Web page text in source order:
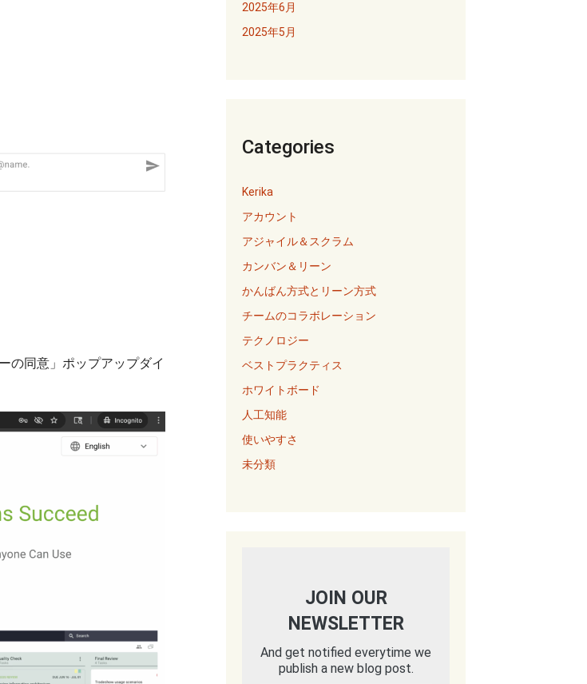
の同意」ポップアップダイ
2025年6月
2025年5月
Categories
Kerika
アカウント
アジャイル＆スクラム
カンバン＆リーン
かんばん方式とリーン方式
チームのコラボレーション
テクノロジー
ベストプラクティス
ホワイトボード
人工知能
使いやすさ
未分類
JOIN OUR
NEWSLETTER
And get notified everytime we
publish a new blog post.